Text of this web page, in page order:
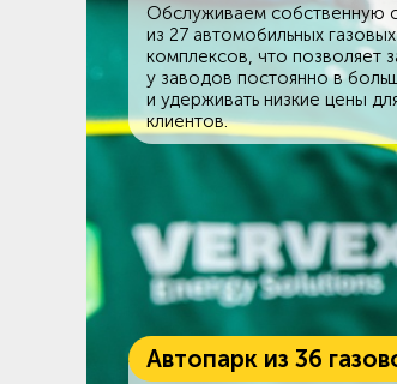
Обслуживаем собственную
из 27 автомобильных
комплексов, что позволяет
у заводов постоянно в
и удерживать низкие цены
клиентов.
Автопарк из 36